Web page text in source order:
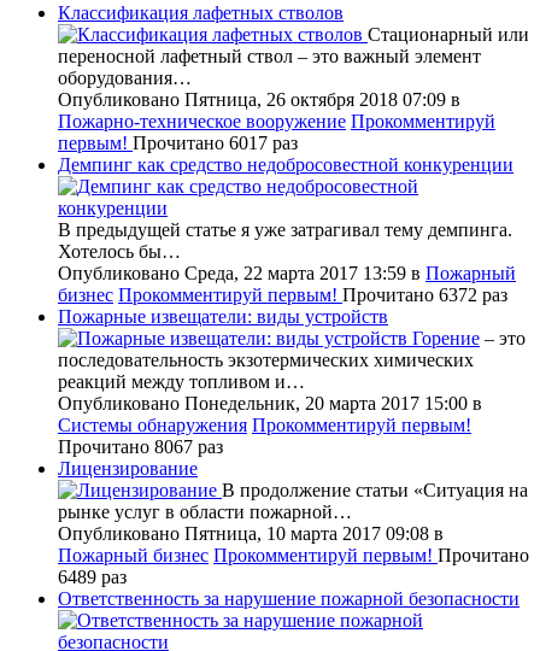
Классификация лафетных стволов
Стационарный или
переносной лафетный ствол – это важный элемент
оборудования…
Опубликовано Пятница, 26 октября 2018 07:09 в
Пожарно-техническое вооружение Прокомментируй
первым! Прочитано 6017 раз
Демпинг как средство недобросовестной конкуренции
В предыдущей статье я уже затрагивал тему демпинга.
Хотелось бы…
Опубликовано Среда, 22 марта 2017 13:59 в Пожарный
бизнес Прокомментируй первым! Прочитано 6372 раз
Пожарные извещатели: виды устройств
Горение – это
последовательность экзотермических химических
реакций между топливом и…
Опубликовано Понедельник, 20 марта 2017 15:00 в
Системы обнаружения Прокомментируй первым!
Прочитано 8067 раз
Лицензирование
В продолжение статьи «Ситуация на
рынке услуг в области пожарной…
Опубликовано Пятница, 10 марта 2017 09:08 в
Пожарный бизнес Прокомментируй первым! Прочитано
6489 раз
Ответственность за нарушение пожарной безопасности